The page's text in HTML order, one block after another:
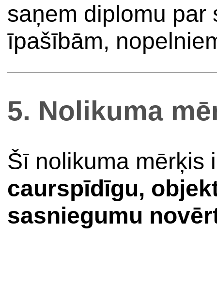
saņem diplomu par
īpašībām,
5. Nolikuma
Šī nolikuma mērķis
caurspīdīgu,
sasniegumu